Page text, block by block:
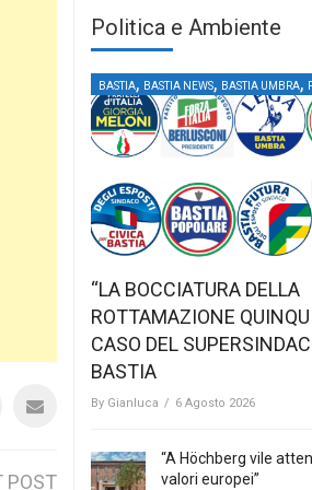
POST
Politica e Ambiente
BASTIA, BASTIA NEWS, BASTIA UMBRA,
“LA BOCCIATURA DELLA
ROTTAMAZIONE
CASO DEL
BASTIA
By Gianluca / 6 Agosto 2026
“A Höchberg vile
valori europei”